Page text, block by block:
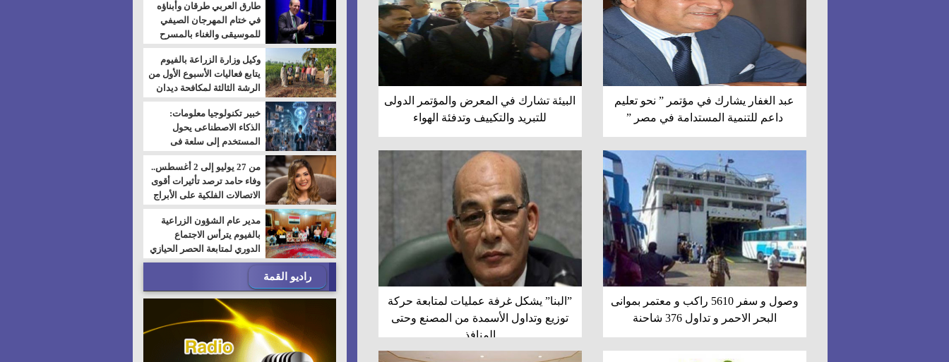
عبد الغفار يشارك في مؤتمر ” نحو تعليم
داعم للتنمية المستدامة في مصر ”
البيئة تشارك في المعرض والمؤتمر الدولى
للتبريد والتكييف وتدفئة الهواء
وصول و سفر 5610 راكب و معتمر بموانى
البحر الاحمر و تداول 376 شاحنة
”البنا” يشكل غرفة عمليات لمتابعة حركة
توزيع وتداول الأسمدة من المصنع وحتى
المنافذ
طارق العربي طرقان وأبناؤه
في ختام المهرجان الصيفي
للموسيقى والغناء بالمسرح
المكشوف
وكيل وزارة الزراعة بالفيوم
يتابع فعاليات الأسبوع الأول من
الرشة الثالثة لمكافحة ديدان
اللوز للقطن
خبير تكنولوجيا معلومات:
الذكاء الاصطناعى يحول
المستخدم إلى سلعة فى
اقتصاد الانتباه
من 27 يوليو إلى 2 أغسطس..
وفاء حامد ترصد تأثيرات أقوى
الاتصالات الفلكية على الأبراج
مدير عام الشؤون الزراعية
بالفيوم يترأس الاجتماع
الدوري لمتابعة الحصر الحيازي
الجديدة
راديو القمة